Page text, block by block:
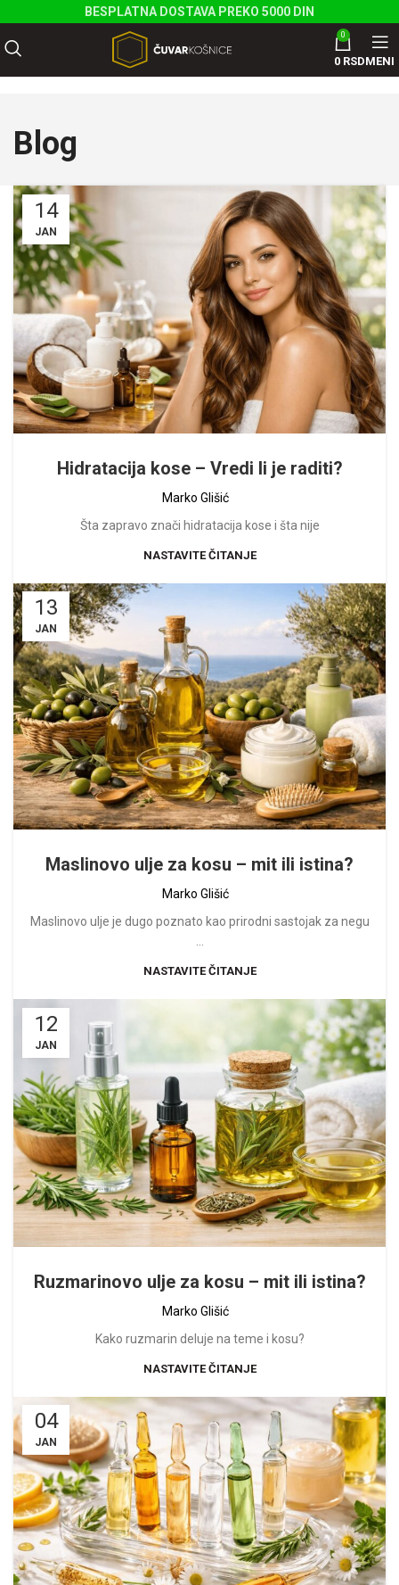
0
0 RSDMENI
Blog
14
JAN
Hidratacija kose – Vredi li je raditi?
Marko Glišić
Šta zapravo znači hidratacija kose i šta nije
NASTAVITE ČITANJE
13
JAN
Maslinovo ulje za kosu – mit ili istina?
Marko Glišić
Maslinovo ulje je dugo poznato kao prirodni sastojak za negu
NASTAVITE ČITANJE
12
JAN
Ruzmarinovo ulje za kosu – mit ili istina?
Marko Glišić
Kako ruzmarin deluje na teme i kosu?
NASTAVITE ČITANJE
04
JAN
BESPLATNA DOSTAVA PREKO 5000 DIN